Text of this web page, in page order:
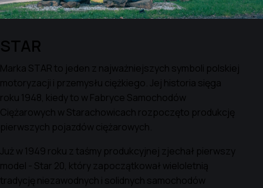
STAR
Marka STAR to jeden z najważniejszych symboli polskiej
motoryzacji i przemysłu ciężkiego. Jej historia sięga
roku 1948, kiedy to w Fabryce Samochodów
Ciężarowych w Starachowicach rozpoczęto produkcję
pierwszych pojazdów ciężarowych.
Już w 1949 roku z taśmy produkcyjnej zjechał pierwszy
model - Star 20, który zapoczątkował wieloletnią
tradycję niezawodnych i solidnych samochodów